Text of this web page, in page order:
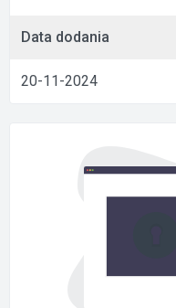
Data dodania
20-11-2024